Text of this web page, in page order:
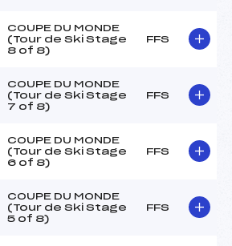
COUPE DU MONDE
(Tour de Ski Stage
8 of 8)
FFS
COUPE DU MONDE
(Tour de Ski Stage
7 of 8)
FFS
COUPE DU MONDE
(Tour de Ski Stage
6 of 8)
FFS
COUPE DU MONDE
(Tour de Ski Stage
5 of 8)
FFS